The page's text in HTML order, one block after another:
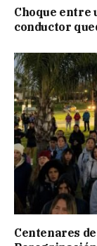
Choque entre
conductor
Centenares